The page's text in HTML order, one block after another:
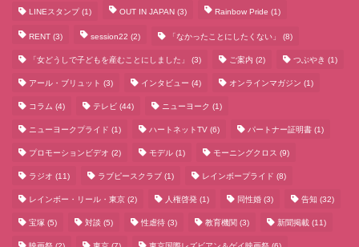
LINEスタンプ(1) OUT IN JAPAN (3) Rainbow Pride (1)
RENT (3) session22 (2) 「なかったことにしたくない」 (8)
「女どうしで子どもを産むことにしました」 (3) ご案内 (2) つぶやき (1)
アール・ブリュット (3) インタビュー (4) オンラインマガジン (1)
コラム (4) テレビ (44) ニューヨーク (1)
ニューヨークプライド (1) ハートネットTV (6) パートナー証明書 (1)
プロモーションビデオ (2) モデル (1) モーニングクロス (9)
ラジオ (11) ラブピースクラブ (1) レインボープライド (8)
レインボー・リール・東京 (2) 人権啓発 (1) 同性婚 (3) 告知 (32)
宝塚 (5) 対談 (5) 性虐待 (3) 教育機関 (3) 新聞掲載 (11)